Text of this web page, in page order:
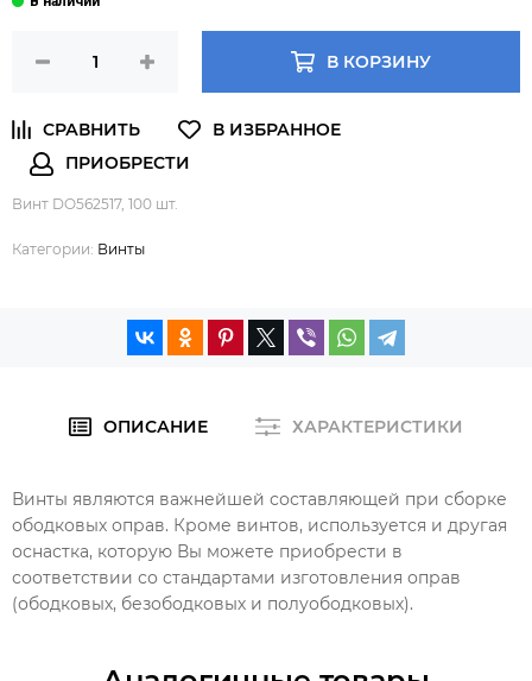
В КОРЗИНУ
Винт DO562517, 100 шт.
Категории: Винты
ОПИСАНИЕ ХАРАКТЕРИСТИКИ
Винты являются важнейшей составляющей при сборке
ободковых оправ. Кроме винтов, используется и другая
оснастка, которую Вы можете приобрести в
соответствии со стандартами изготовления оправ
(ободковых, безободковых и полуободковых).